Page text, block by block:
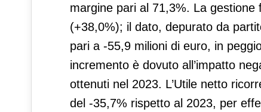
margine pari al 71,3%. La
(+38,0%); il dato, depurato da
pari a -55,9 milioni di euro, in
incremento è dovuto all’impatto
ottenuti nel 2023. L’Utile netto
del -35,7% rispetto al 2023, per